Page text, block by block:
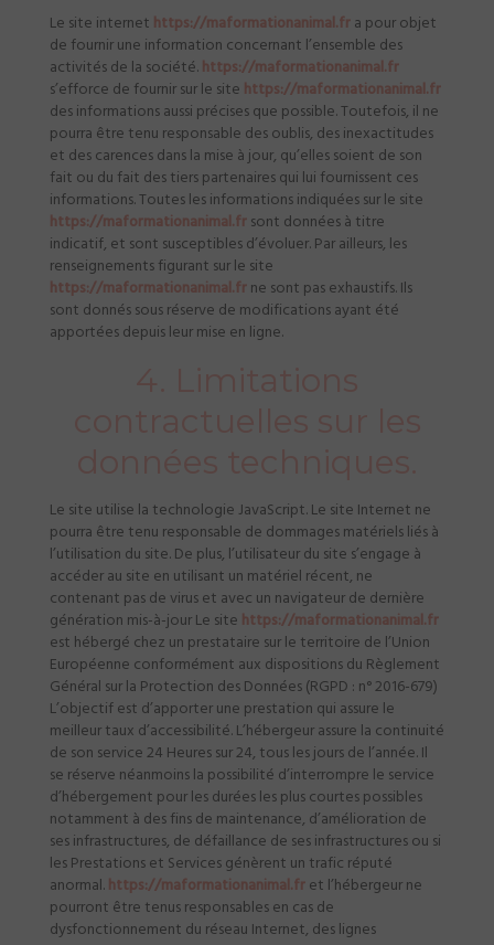
Le site internet https://maformationanimal.fra pour objet
de fournir une information concernant l’ensemble des
activités de la société. https://maformationanimal.fr
s’efforce de fournir sur le site https://maformationanimal.fr
des informations aussi précises que possible. Toutefois, il ne
pourra être tenu responsable des oublis, des inexactitudes
et des carences dans la mise à jour, qu’elles soient de son
fait ou du fait des tiers partenaires qui lui fournissent ces
informations. Toutes les informations indiquées sur le site
https://maformationanimal.frsont données à titre
indicatif, et sont susceptibles d’évoluer. Par ailleurs, les
renseignements figurant sur le site
https://maformationanimal.frne sont pas exhaustifs. Ils
sont donnés sous réserve de modifications ayant été
apportées depuis leur mise en ligne.
Le site utilise la technologie JavaScript. Le site Internet ne
pourra être tenu responsable de dommages matériels liés à
l’utilisation du site. De plus, l’utilisateur du site s’engage à
accéder au site en utilisant un matériel récent, ne
contenant pas de virus et avec un navigateur de dernière
génération mis-à-jour Le site https://maformationanimal.fr
est hébergé chez un prestataire sur le territoire de l’Union
Européenne conformément aux dispositions du Règlement
Général sur la Protection des Données (RGPD : n° 2016-679)
L’objectif est d’apporter une prestation qui assure le
meilleur taux d’accessibilité. L’hébergeur assure la continuité
de son service 24 Heures sur 24, tous les jours de l’année. Il
se réserve néanmoins la possibilité d’interrompre le service
d’hébergement pour les durées les plus courtes possibles
notamment à des fins de maintenance, d’amélioration de
ses infrastructures, de défaillance de ses infrastructures ou si
les Prestations et Services génèrent un trafic réputé
anormal. https://maformationanimal.fret l’hébergeur ne
pourront être tenus responsables en cas de
dysfonctionnement du réseau Internet, des lignes